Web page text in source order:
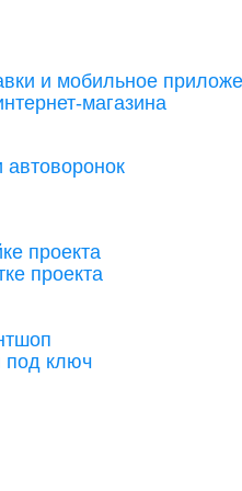
и мобильное
магазина
проекта
проекта
под ключ